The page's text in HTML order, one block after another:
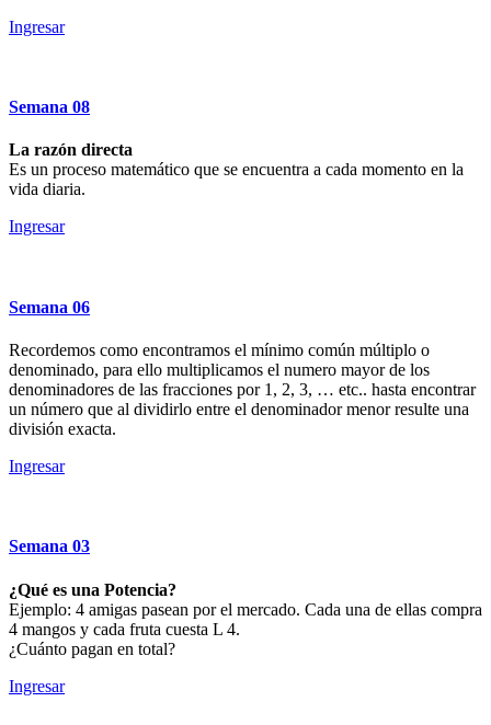
Ingresar
Semana 08
La razón directa
Es un proceso matemático que se encuentra a cada momento en la
vida diaria.
Ingresar
Semana 06
Recordemos como encontramos el mínimo común múltiplo o
denominado, para ello multiplicamos el numero mayor de los
denominadores de las fracciones por 1, 2, 3, … etc.. hasta encontrar
un número que al dividirlo entre el denominador menor resulte una
división exacta.
Ingresar
Semana 03
¿Qué es una Potencia?
Ejemplo: 4 amigas pasean por el mercado. Cada una de ellas compra
4 mangos y cada fruta cuesta L 4.
¿Cuánto pagan en total?
Ingresar